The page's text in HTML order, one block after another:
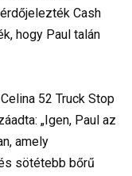
Cash
hogy Paul talán
52 Truck Stop
„Igen, Paul az
amely
sötétebb bőrű